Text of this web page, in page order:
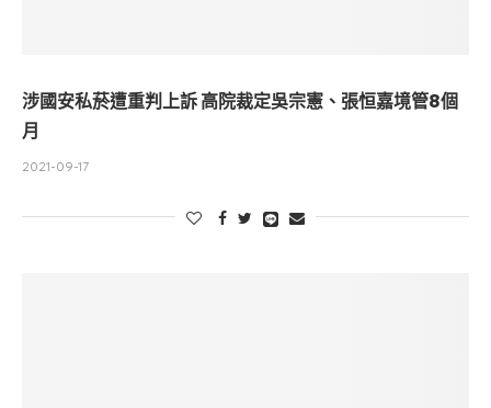
涉國安私菸遭重判上訴 高院裁定吳宗憲、張恒嘉境管8個
月
2021-09-17